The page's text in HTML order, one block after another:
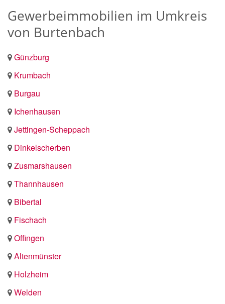
Gewerbeimmobilien im Umkreis
von Burtenbach
Günzburg
Krumbach
Burgau
Ichenhausen
Jettingen-Scheppach
Dinkelscherben
Zusmarshausen
Thannhausen
Bibertal
Fischach
Offingen
Altenmünster
Holzheim
Welden